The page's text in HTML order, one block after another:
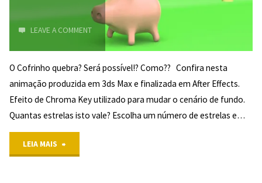
LEAVE A COMMENT
O Cofrinho quebra? Será possível!? Como?? Confira nesta
animação produzida em 3ds Max e finalizada em After Effects.
Efeito de Chroma Key utilizado para mudar o cenário de fundo.
Quantas estrelas isto vale? Escolha um número de estrelas e…
LEIA MAIS